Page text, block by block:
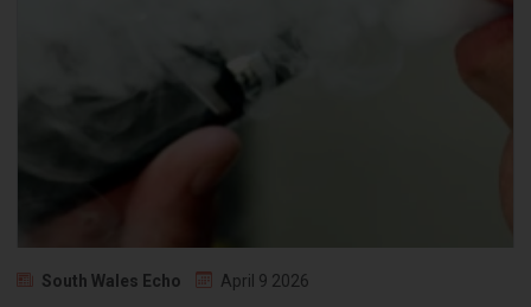
South Wales Echo April 9 2026